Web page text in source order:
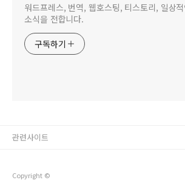
워드프레스, 번역, 웹호스팅, 티스토리, 일상적
소식을 전합니다.
구독하기
Copyright ©
관련사이트